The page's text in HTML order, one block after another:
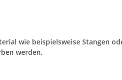
wie beispielsweise Stangen
werden.